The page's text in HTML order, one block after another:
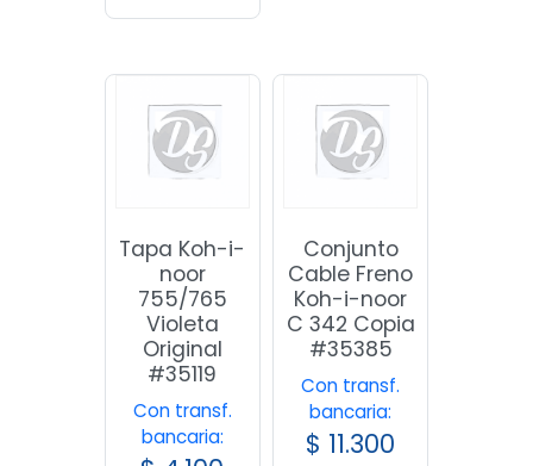
Tapa Koh-i-
noor
755/765
Violeta
Original
#35119
Con transf.
bancaria:
Conjunto
Cable Freno
Koh-i-noor
C 342 Copia
#35385
Con transf.
bancaria:
$ 11.300